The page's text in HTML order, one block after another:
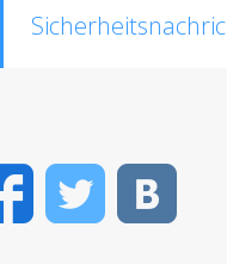
FacebookTwitter